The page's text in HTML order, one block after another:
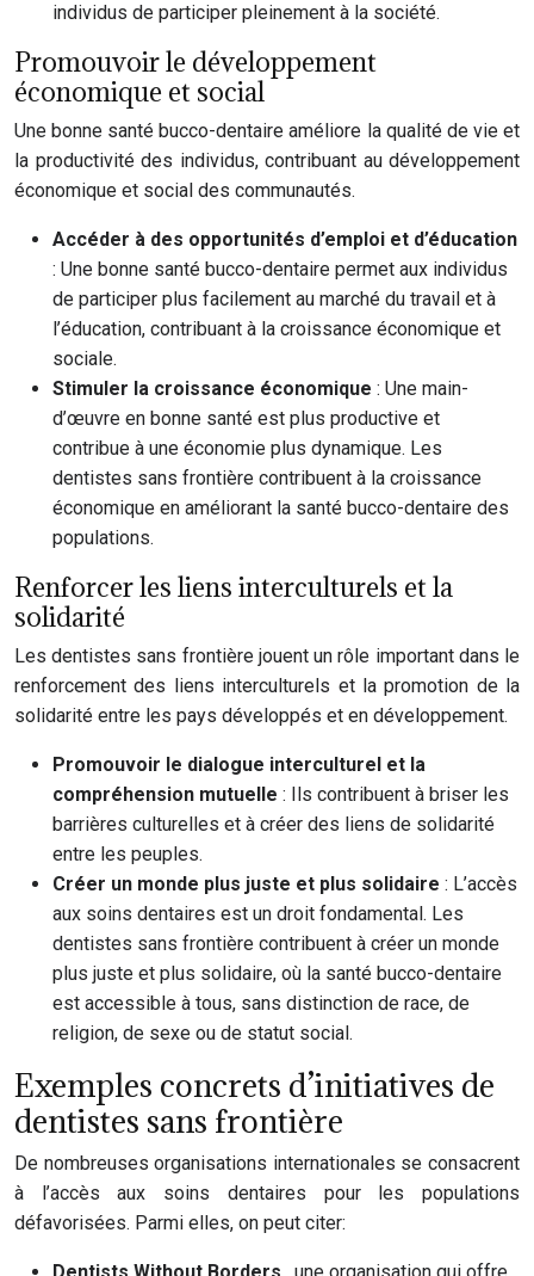
individus de participer pleinement à la société.
Promouvoir le développement
économique et social
Une bonne santé bucco-dentaire améliore la qualité de vie et
la productivité des individus, contribuant au développement
économique et social des communautés.
Accéder à des opportunités d’emploi et d’éducation
: Une bonne santé bucco-dentaire permet aux individus
de participer plus facilement au marché du travail et à
l’éducation, contribuant à la croissance économique et
sociale.
Stimuler la croissance économique : Une main-
d’œuvre en bonne santé est plus productive et
contribue à une économie plus dynamique. Les
dentistes sans frontière contribuent à la croissance
économique en améliorant la santé bucco-dentaire des
populations.
Renforcer les liens interculturels et la
solidarité
Les dentistes sans frontière jouent un rôle important dans le
renforcement des liens interculturels et la promotion de la
solidarité entre les pays développés et en développement.
Promouvoir le dialogue interculturel et la
compréhension mutuelle : Ils contribuent à briser les
barrières culturelles et à créer des liens de solidarité
entre les peuples.
Créer un monde plus juste et plus solidaire : L’accès
aux soins dentaires est un droit fondamental. Les
dentistes sans frontière contribuent à créer un monde
plus juste et plus solidaire, où la santé bucco-dentaire
est accessible à tous, sans distinction de race, de
religion, de sexe ou de statut social.
Exemples concrets d’initiatives de
dentistes sans frontière
De nombreuses organisations internationales se consacrent
à l’accès aux soins dentaires pour les populations
défavorisées. Parmi elles, on peut citer: